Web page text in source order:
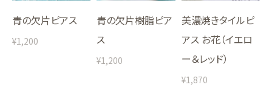
青の欠片ピアス
¥1,200
青の欠片樹脂ピア
ス
¥1,200
美濃焼きタイルピ
アス お花（イエロ
ー＆レッド）
¥1,870